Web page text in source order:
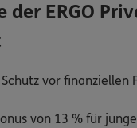
der ERGO
vor finanziellen
von 13 % für